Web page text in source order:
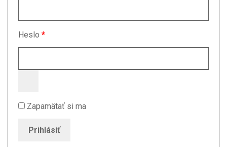
Heslo *
Zapamätať si ma
Prihlásiť